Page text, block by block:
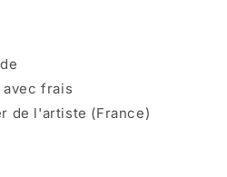
avec frais
de l'artiste (France)